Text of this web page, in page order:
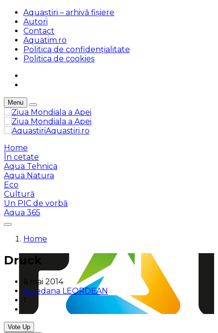
Aquaștiri – arhivă fișiere
Autori
Contact
Aquatim.ro
Politica de confidențialitate
Politica de cookies
Menu
Aquastiri.ro
Home
În cetate
Aqua Tehnica
Aqua Natura
Eco
Cultură
Un PIC de vorbă
Aqua 365
Home
Druck
6 mai 2014
Loredana LEORDEAN
1
Vote Up